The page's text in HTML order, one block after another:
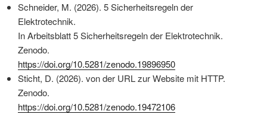
Schneider, M. (2026). 5 Sicherheitsregeln der
Elektrotechnik.
In Arbeitsblatt 5 Sicherheitsregeln der Elektrotechnik.
Zenodo.
https://doi.org/10.5281/zenodo.19896950
Sticht, D. (2026). von der URL zur Website mit HTTP.
Zenodo.
https://doi.org/10.5281/zenodo.19472106